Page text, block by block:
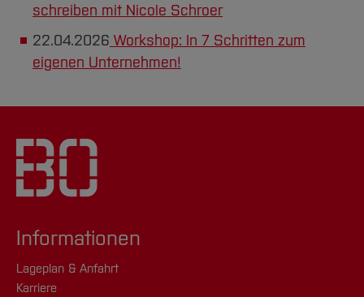
schreiben mit Nicole Schroer
22.04.2026 Workshop: In 7 Schritten zum
eigenen Unternehmen!
Informationen
Lageplan & Anfahrt
Karriere